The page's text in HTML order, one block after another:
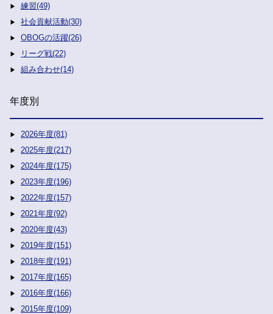
練習(49)
社会貢献活動(30)
OBOGの活躍(26)
リーグ戦(22)
組み合わせ(14)
年度別
2026年度(81)
2025年度(217)
2024年度(175)
2023年度(196)
2022年度(157)
2021年度(92)
2020年度(43)
2019年度(151)
2018年度(191)
2017年度(165)
2016年度(166)
2015年度(109)